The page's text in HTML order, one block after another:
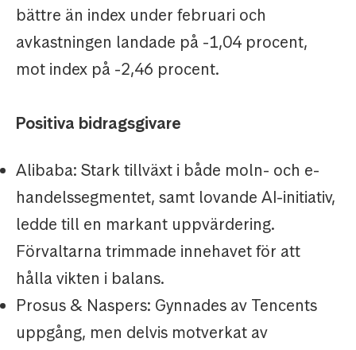
bättre än index under februari och
avkastningen landade på -1,04 procent,
mot index på -2,46 procent.
Positiva bidragsgivare
Alibaba: Stark tillväxt i både moln- och e-
handelssegmentet, samt lovande AI-initiativ,
ledde till en markant uppvärdering.
Förvaltarna trimmade innehavet för att
hålla vikten i balans.
Prosus & Naspers: Gynnades av Tencents
uppgång, men delvis motverkat av